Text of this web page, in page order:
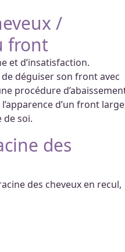
/
front
et d’insatisfaction.
déguiser son front avec
procédure
d’un front
de soi.
des
des cheveux en recul,